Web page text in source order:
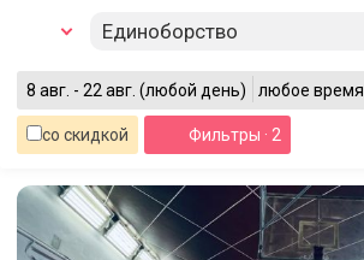
Единоборство
8 авг. - 22 авг. (любой день) любое время
со скидкой Фильтры · 2